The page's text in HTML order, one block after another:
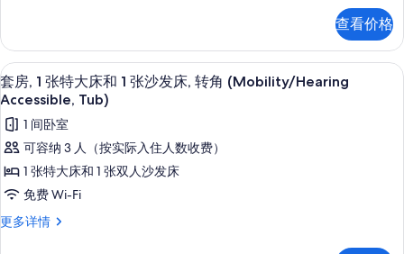
(Mobility/Hearing
Accessible,
Tub)
的
所
有
照
片
大
床
(Mobility/Hearing
Accessible,
更
多
息
查看价格
显
示
套
房,
1
张
大
客房内保险箱、办公桌、遮光窗帘、
4
套房, 1 张特大床和 1 张沙发床, 转角 (Mobility/Hearing
Accessible, Tub)
1 间卧室
可容纳 3 人（按实际入住人数收费）
1 张特大床和 1 张双人沙发床
免费 Wi-Fi
更多详情
套